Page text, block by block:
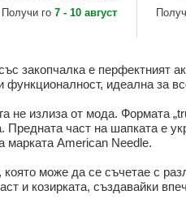
American Needle
Получи го7 - 10 август
от
закопчалка е перфектният
идеална за
не излиза от мода. Формата
част на шапката е
марката American Needle.
може да се съчетае с
и козирката, създавайки